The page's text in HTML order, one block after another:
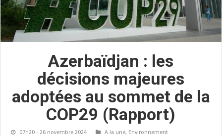
Azerbaïdjan : les
décisions majeures
adoptées au sommet de la
COP29 (Rapport)
07h20 - 26 novembre 2024 A la une, Environnement